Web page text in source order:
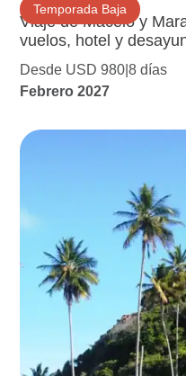
Temporada Baja
Viaje de Maceió y
vuelos, hotel y
Desde USD 980 8 días
Febrero 2027